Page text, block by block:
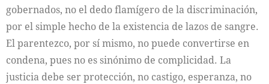
gobernados, no el dedo flamígero de la discriminación,
por el simple hecho de la existencia de lazos de sangre.
El parentezco, por sí mismo, no puede convertirse en
condena, pues no es sinónimo de complicidad. La
justicia debe ser protección, no castigo, esperanza, no